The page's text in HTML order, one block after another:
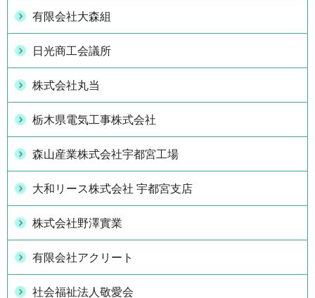
有限会社大森組
日光商工会議所
株式会社丸当
栃木県電気工事株式会社
森山産業株式会社宇都宮工場
大和リース株式会社 宇都宮支店
株式会社野澤實業
有限会社アクリート
社会福祉法人敬愛会